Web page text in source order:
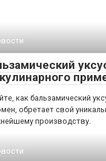
как бальзамический
обретает свой
производству.